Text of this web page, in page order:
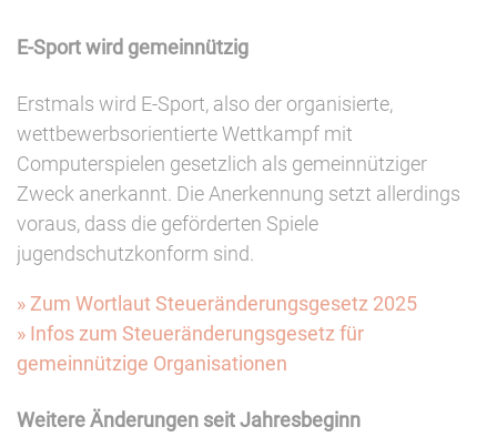
E-Sport wird gemeinnützig
Erstmals wird E-Sport, also der organisierte,
wettbewerbsorientierte Wettkampf mit
Computerspielen gesetzlich als gemeinnütziger
Zweck anerkannt. Die Anerkennung setzt allerdings
voraus, dass die geförderten Spiele
jugendschutzkonform sind.
» Zum Wortlaut Steueränderungsgesetz 2025
» Infos zum Steueränderungsgesetz für
gemeinnützige Organisationen
Weitere Änderungen seit Jahresbeginn